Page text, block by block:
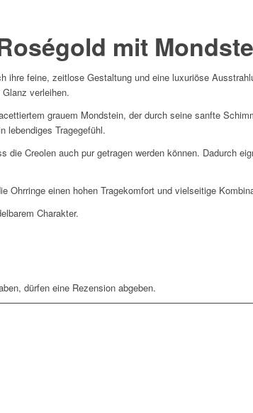
mit
ihre feine, zeitlose Gestaltung und eine luxuriöse
verleihen.
grauem Mondstein, der durch seine sanfte
lebendiges Tragegefühl.
die Creolen auch pur getragen werden können. Dadurch
Ohrringe einen hohen Tragekomfort und vielseitige
Charakter.
dürfen eine Rezension abgeben.